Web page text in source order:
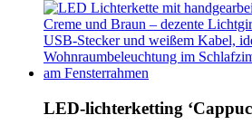
LED-lichterketting